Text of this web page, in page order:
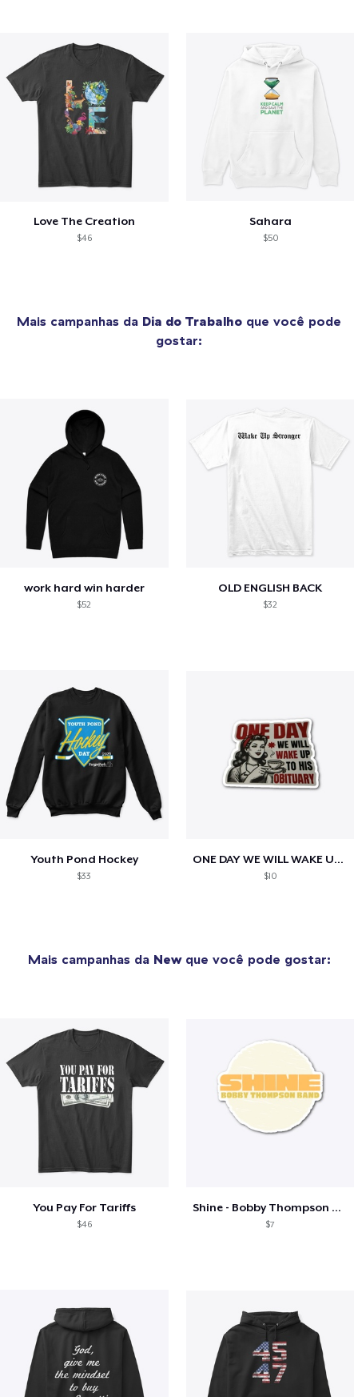
Love The Creation
$46
Sahara
$50
Mais campanhas da Dia do Trabalho que você pode
gostar:
work hard win harder
$52
OLD ENGLISH BACK
$32
Youth Pond Hockey
$33
ONE DAY WE WILL WAKE UP TO HIS OBITUARY
$10
Mais campanhas da Newque você pode gostar:
You Pay For Tariffs
$46
Shine - Bobby Thompson Band Merch
$7